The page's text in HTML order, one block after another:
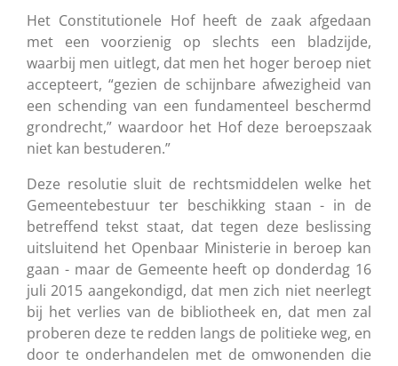
Het Constitutionele Hof heeft de zaak afgedaan
met een voorzienig op slechts een bladzijde,
waarbij men uitlegt, dat men het hoger beroep niet
accepteert, “gezien de schijnbare afwezigheid van
een schending van een fundamenteel beschermd
grondrecht,” waardoor het Hof deze beroepszaak
niet kan bestuderen.”
Deze resolutie sluit de rechtsmiddelen welke het
Gemeentebestuur ter beschikking staan - in de
betreffend tekst staat, dat tegen deze beslissing
uitsluitend het Openbaar Ministerie in beroep kan
gaan - maar de Gemeente heeft op donderdag 16
juli 2015 aangekondigd, dat men zich niet neerlegt
bij het verlies van de bibliotheek en, dat men zal
proberen deze te redden langs de politieke weg, en
door te onderhandelen met de omwonenden die